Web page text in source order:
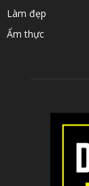
Làm đẹp
Ẩm thực